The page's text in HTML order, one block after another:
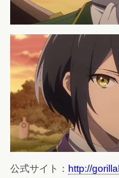
公式サイト： http://